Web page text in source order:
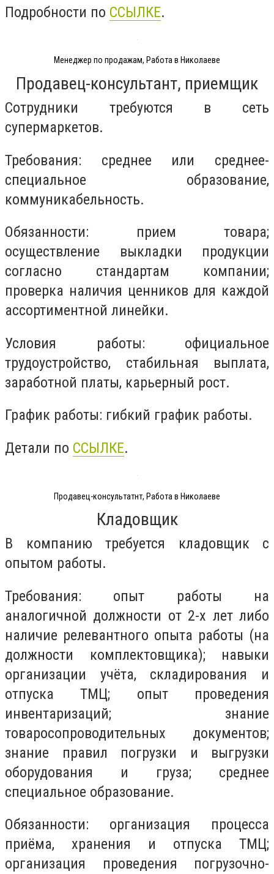
Подробности по ССЫЛКЕ.
Менеджер по продажам, Работа в Николаеве
Продавец-консультант, приемщик
Сотрудники требуются в сеть
супермаркетов.
Требования: среднее или среднее-
специальное образование,
коммуникабельность.
Обязанности: прием товара;
осуществление выкладки продукции
согласно стандартам компании;
проверка наличия ценников для каждой
ассортиментной линейки.
Условия работы: официальное
трудоустройство, стабильная выплата,
заработной платы, карьерный рост.
График работы: гибкий график работы.
Детали по ССЫЛКЕ.
Продавец-консультатнт, Работа в Николаеве
Кладовщик
В компанию требуется кладовщик с
опытом работы.
Требования: опыт работы на
аналогичной должности от 2-х лет либо
наличие релевантного опыта работы (на
должности комплектовщика); навыки
организации учёта, складирования и
отпуска ТМЦ; опыт проведения
инвентаризаций; знание
товаросопроводительных документов;
знание правил погрузки и выгрузки
оборудования и груза; среднее
специальное образование.
Обязанности: организация процесса
приёма, хранения и отпуска ТМЦ;
организация проведения погрузочно-